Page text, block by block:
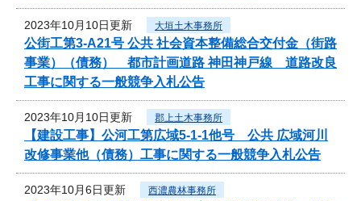
2023年10月10日更新 大垣土木事務所
公街工第3-A21号 公共 社会資本整備総合交付金（街路
事業）（債務） 都市計画道路 神田神戸線 道路改良
工事に関する一般競争入札公告
2023年10月10日更新 郡上土木事務所
【建設工事】公河工第広域5-1-1他号 公共 広域河川
改修事業他（債務）工事に関する一般競争入札公告
2023年10月6日更新 西濃農林事務所